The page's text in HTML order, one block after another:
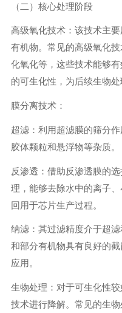
（二）核心处理阶段
高级氧化技术：该技术主
有机物。常见的高级氧化
化氧化等，这些技术能够
的可生化性，为后续生物处
膜分离技术：
超滤：利用超滤膜的筛分
胶体颗粒和悬浮物等杂质。
反渗透：借助反渗透膜的
理，能够去除水中的离子
回用于芯片生产过程。
纳滤：其过滤精度介于超
和部分有机物具有良好的
应用。
生物处理：对于可生化性
技术进行降解。常见的生